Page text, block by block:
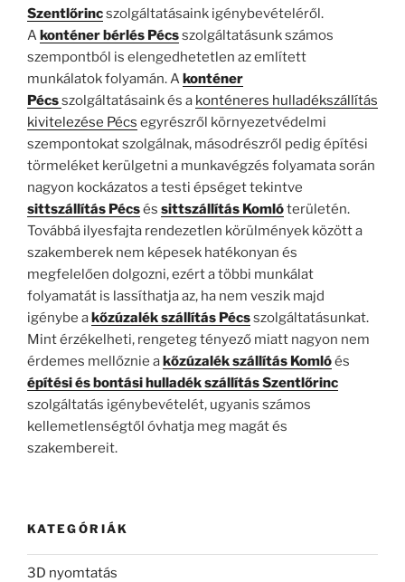
Szentlőrincszolgáltatásaink igénybevételéről.
Akonténer bérlés Pécsszolgáltatásunk számos
szempontból is elengedhetetlen az említett
munkálatok folyamán. Akonténer
Pécsszolgáltatásaink és a konténeres hulladékszállítás
kivitelezése Pécs egyrészről környezetvédelmi
szempontokat szolgálnak, másodrészről pedig építési
törmeléket kerülgetni a munkavégzés folyamata során
nagyon kockázatos a testi épséget tekintve
sittszállítás Pécsés sittszállítás Komlóterületén.
Továbbá ilyesfajta rendezetlen körülmények között a
szakemberek nem képesek hatékonyan és
megfelelően dolgozni, ezért a többi munkálat
folyamatát is lassíthatja az, ha nem veszik majd
igénybe akőzúzalék szállítás Pécsszolgáltatásunkat.
Mint érzékelheti, rengeteg tényező miatt nagyon nem
érdemes mellőznie akőzúzalék szállítás Komlóés
építési és bontási hulladék szállítás Szentlőrinc
szolgáltatás igénybevételét, ugyanis számos
kellemetlenségtől óvhatja meg magát és
szakembereit.
KATEGÓRIÁK
3D nyomtatás